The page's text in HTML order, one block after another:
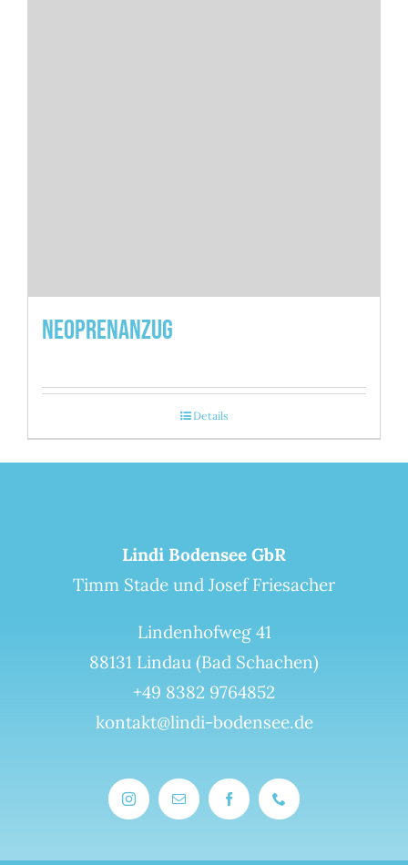
Neoprenanzug
Details
Lindi Bodensee GbR
Timm Stade und Josef Friesacher
Lindenhofweg 41
88131 Lindau (Bad Schachen)
+49 8382 9764852
kontakt@lindi-bodensee.de